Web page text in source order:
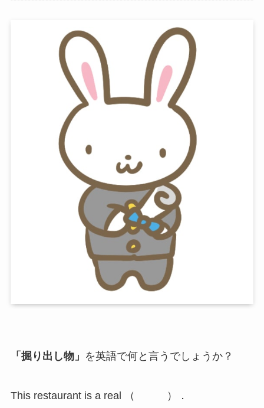
「掘り出し物」 を英語で何と言うでしょうか？
This restaurant is a real （ ）．